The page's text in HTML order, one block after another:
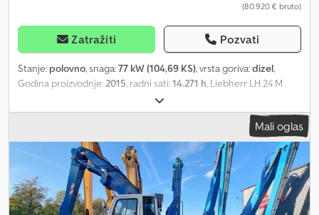
(80.920 € bruto)
Zatražiti Pozvati
Stanje: polovno, snaga:77 kW (104,69 KS), vrsta goriva:dizel,
Godina proizvodnje:2015, radni sati:14.271 h, Liebherr LH 24 M
Litronic Godina proizvodnje: 2015 Radnih sati: 14.271 Dksdpfxeydah
Uj Ap Ejr Liebherr motor sa 4 cilindra, 105 kW Podizna kabina Polip
hvatač 4 x stabilizatora Težina: 24.600 kg Interni broj: 25E040
Centralno podmazivanje Pogon na sva četiri točka = Dodatne
informacije = Namena: Građevinarstvo Dozvoljena ukupna težina:
Mali oglas